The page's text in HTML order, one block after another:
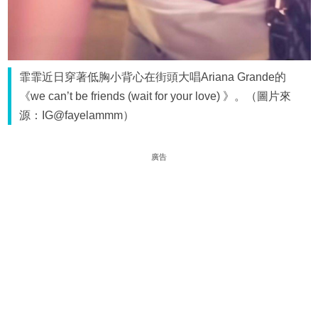
霏霏近日穿著低胸小背心在街頭大唱Ariana Grande的
《we can’t be friends (wait for your love) 》。（圖片來
源：IG@fayelammm）
廣告